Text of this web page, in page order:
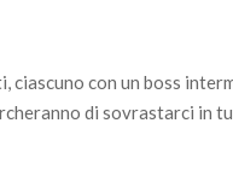
ciascuno con un boss
di sovrastarci in